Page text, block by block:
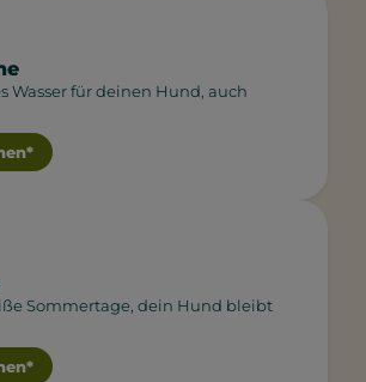
Wasser für deinen Hund, auch
Sommertage, dein Hund bleibt